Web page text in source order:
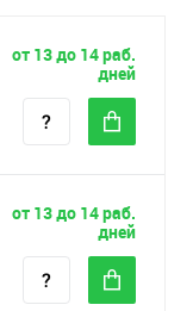
от 13 до 14 раб.
дней
от 13 до 14 раб.
дней